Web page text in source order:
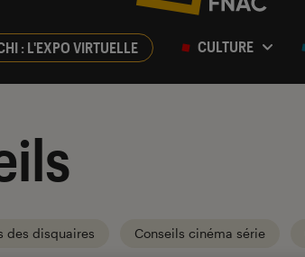
: L'EXPO VIRTUELLE CULTURE
des disquaires Conseils cinéma série